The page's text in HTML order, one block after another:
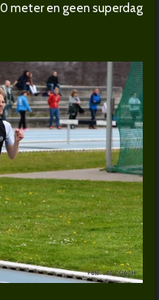
meter en geen superdag